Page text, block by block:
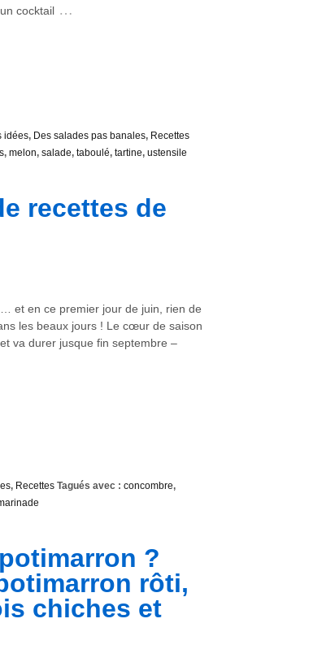
cocktail …
idées, Des salades pas banales, Recettes
, melon, salade, taboulé, tartine, ustensile
recettes de
et en ce premier jour de juin, rien de
les beaux jours ! Le cœur de saison
va durer jusque fin septembre –
, Recettes Tagués avec : concombre,
?
rôti,
chiches et